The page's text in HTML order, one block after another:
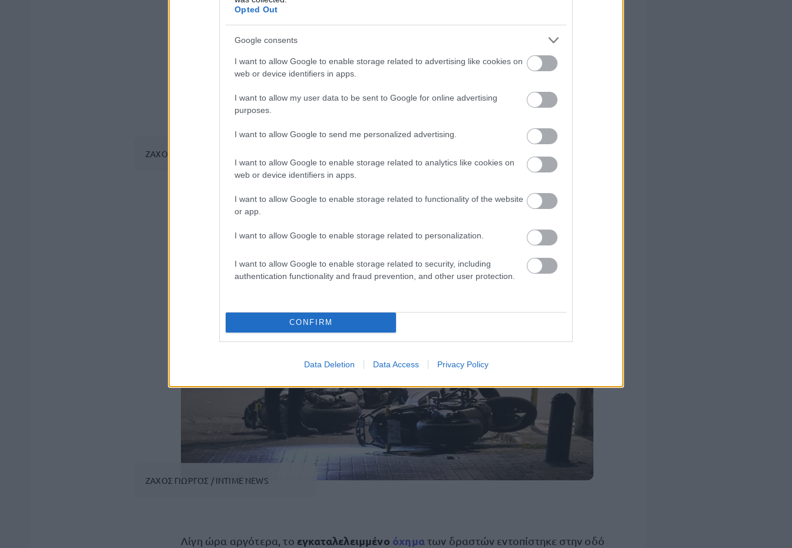
Opted Out
Google consents
I want to allow Google to enable storage related to advertising like cookies on
web or device identifiers in apps.
I want to allow my user data to be sent to Google for online advertising
purposes.
I want to allow Google to send me personalized advertising.
I want to allow Google to enable storage related to analytics like cookies on
web or device identifiers in apps.
I want to allow Google to enable storage related to functionality of the website
or app.
I want to allow Google to enable storage related to personalization.
I want to allow Google to enable storage related to security, including
authentication functionality and fraud prevention, and other user protection.
CONFIRM
Data Deletion Data Access Privacy Policy
ΖΑΧΟΣ ΓΙΩΡΓΟΣ / INTIME NEWS
ΖΑΧΟΣ ΓΙΩΡΓΟΣ / INTIME NEWS
Λίγη ώρα αργότερα, το εγκαταλελειμμένο όχηματων δραστών εντοπίστηκε στην οδό